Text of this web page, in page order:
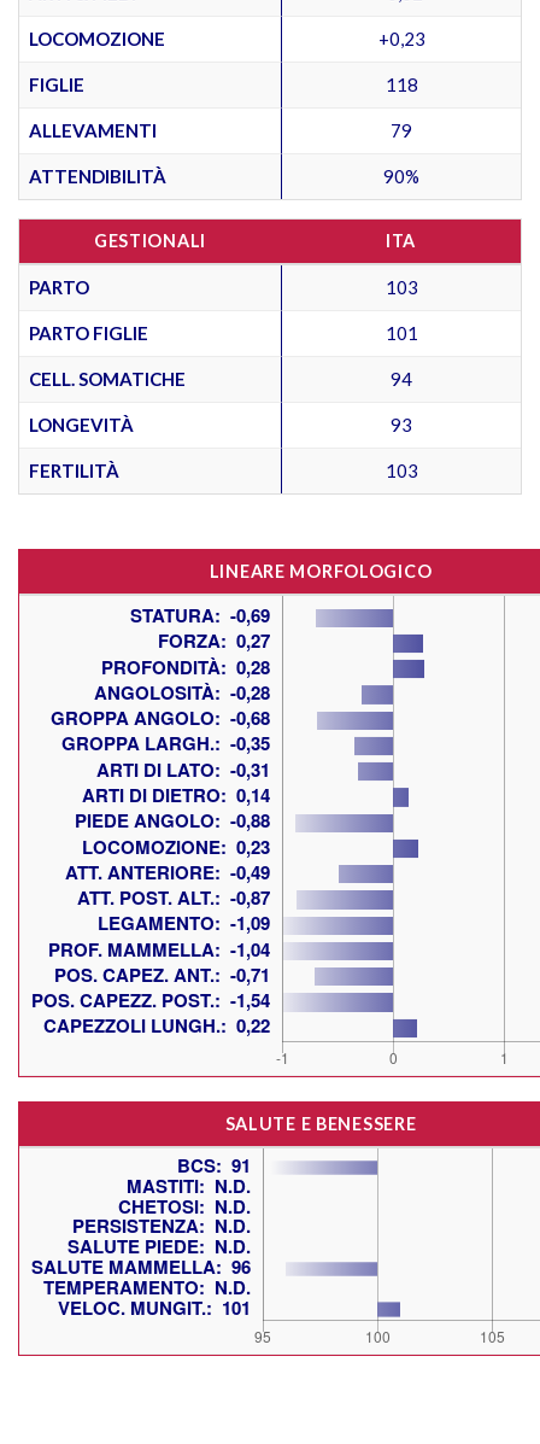
LOCOMOZIONE +0,23
FIGLIE 118
ALLEVAMENTI 79
ATTENDIBILITÀ 90%
GESTIONALI ITA
PARTO 103
PARTO FIGLIE 101
CELL. SOMATICHE 94
LONGEVITÀ 93
FERTILITÀ 103
LINEARE MORFOLOGICO
SALUTE E BENESSERE